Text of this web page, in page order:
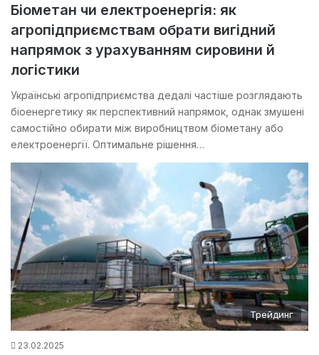
Біометан чи електроенергія: як
агропідприємствам обрати вигідний
напрямок з урахуванням сировини й
логістики
Українські агропідприємства дедалі частіше розглядають
біоенергетику як перспективний напрямок, однак змушені
самостійно обирати між виробництвом біометану або
електроенергії. Оптимальне рішення…
Трейдинг
23.02.2025